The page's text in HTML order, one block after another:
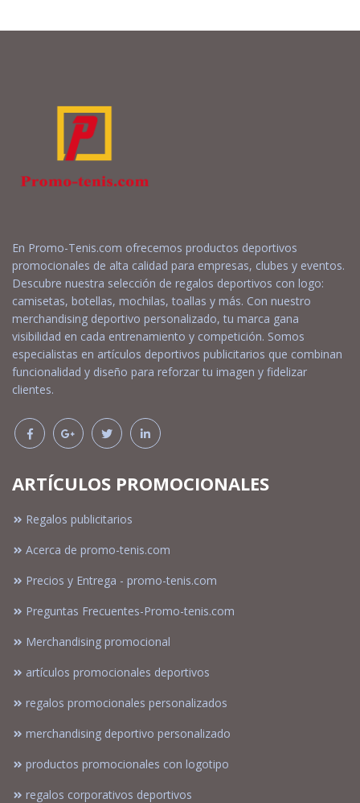
En Promo-Tenis.com ofrecemos productos deportivos
promocionales de alta calidad para empresas, clubes y eventos.
Descubre nuestra selección de regalos deportivos con logo:
camisetas, botellas, mochilas, toallas y más. Con nuestro
merchandising deportivo personalizado, tu marca gana
visibilidad en cada entrenamiento y competición. Somos
especialistas en artículos deportivos publicitarios que combinan
funcionalidad y diseño para reforzar tu imagen y fidelizar
clientes.
ARTÍCULOS PROMOCIONALES
Regalos publicitarios
Acerca de promo-tenis.com
Precios y Entrega - promo-tenis.com
Preguntas Frecuentes-Promo-tenis.com
Merchandising promocional
artículos promocionales deportivos
regalos promocionales personalizados
merchandising deportivo personalizado
productos promocionales con logotipo
regalos corporativos deportivos